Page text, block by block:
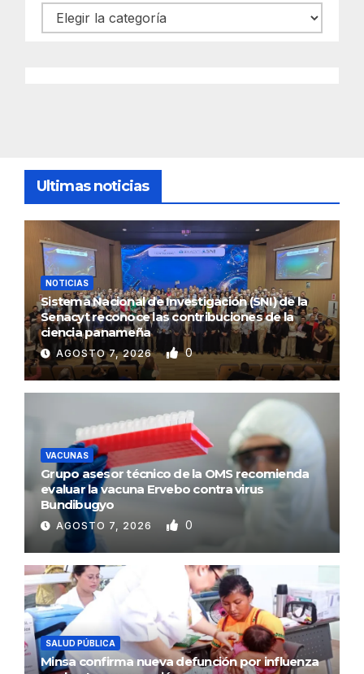
Categorías
Ultimas noticias
NOTICIAS
Sistema Nacional de Investigación (SNI) de la
Senacyt reconoce las contribuciones de la
ciencia panameña
AGOSTO 7, 2026 0
VACUNAS
Grupo asesor técnico de la OMS recomienda
evaluar la vacuna Ervebo contra virus
Bundibugyo
AGOSTO 7, 2026 0
SALUD PÚBLICA
Minsa confirma nueva defunción por influenza